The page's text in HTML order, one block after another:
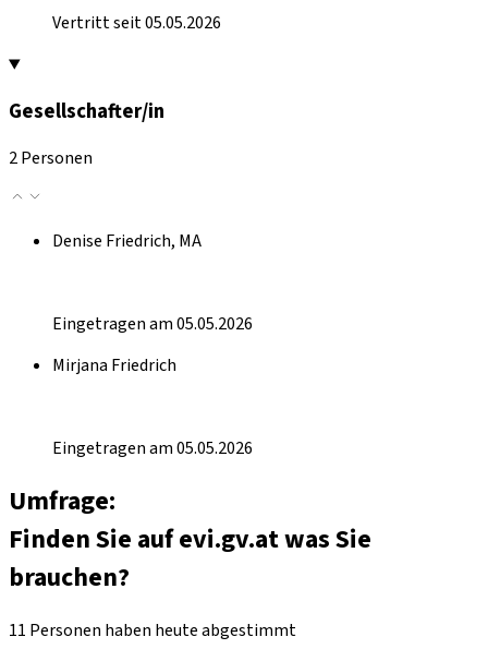
Vertritt seit 05.05.2026
Gesellschafter/in
2 Personen
Denise Friedrich, MA
Eingetragen am 05.05.2026
Mirjana Friedrich
Eingetragen am 05.05.2026
Umfrage:
Finden Sie auf evi.gv.at was Sie
brauchen?
11 Personen haben heute abgestimmt